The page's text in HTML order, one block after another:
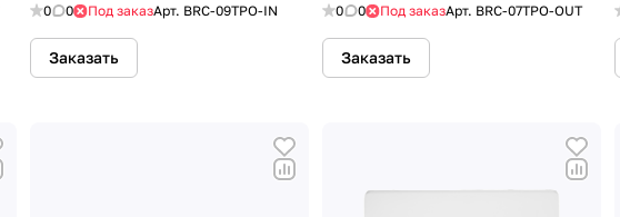
0 0 Под заказАрт. BRC-09TPO-IN
Заказать
0 0 Под заказАрт. BRC-07TPO-OUT
Заказать